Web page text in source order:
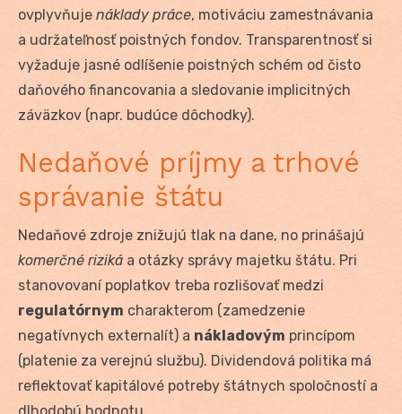
ovplyvňuje náklady práce, motiváciu zamestnávania
a udržateľnosť poistných fondov. Transparentnosť si
vyžaduje jasné odlíšenie poistných schém od čisto
daňového financovania a sledovanie implicitných
záväzkov (napr. budúce dôchodky).
Nedaňové príjmy a trhové
správanie štátu
Nedaňové zdroje znižujú tlak na dane, no prinášajú
komerčné riziká a otázky správy majetku štátu. Pri
stanovovaní poplatkov treba rozlišovať medzi
regulatórnym charakterom (zamedzenie
negatívnych externalít) a nákladovým princípom
(platenie za verejnú službu). Dividendová politika má
reflektovať kapitálové potreby štátnych spoločností a